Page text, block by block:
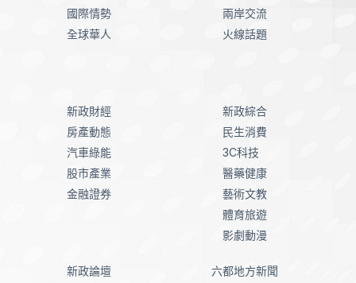
國際情勢
全球華人
兩岸交流
火線話題
新政財經
房產動態
汽車綠能
股市產業
金融證券
新政綜合
民生消費
3C科技
醫藥健康
藝術文教
體育旅遊
影劇動漫
新政論壇
六都地方新聞